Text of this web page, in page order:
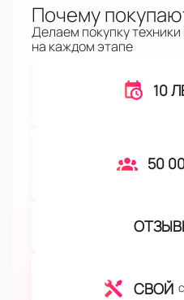
Почему
Делаем покупку
на каждом этапе
10
50
СВОЙ